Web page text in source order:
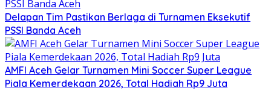
Delapan Tim Pastikan Berlaga di Turnamen Eksekutif
PSSI Banda Aceh
AMFI Aceh Gelar Turnamen Mini Soccer Super League
Piala Kemerdekaan 2026, Total Hadiah Rp9 Juta